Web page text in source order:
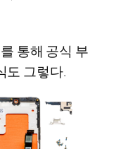
통해 공식 부
도 그렇다.